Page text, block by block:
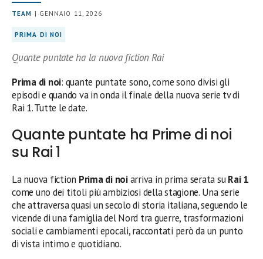
TEAM | GENNAIO 11, 2026
PRIMA DI NOI
Quante puntate ha la nuova fiction Rai
Prima di noi: quante puntate sono, come sono divisi gli
episodi e quando va in onda il finale della nuova serie tv di
Rai 1. Tutte le date.
Quante puntate ha Prime di noi
su Rai 1
La nuova fiction Prima di noiarriva in prima serata suRai 1
come uno dei titoli più ambiziosi della stagione. Una serie
che attraversa quasi un secolo di storia italiana, seguendo le
vicende di una famiglia del Nord tra guerre, trasformazioni
sociali e cambiamenti epocali, raccontati però da un punto
di vista intimo e quotidiano.